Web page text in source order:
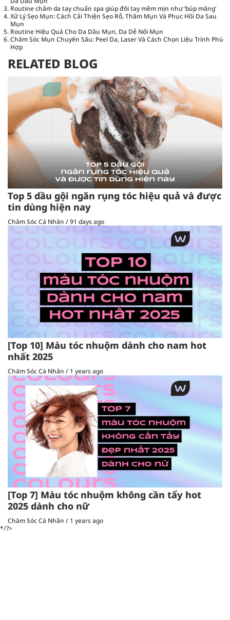
Routine chăm da tay chuẩn spa giúp đôi tay mềm mịn như ‘búp măng’
Xử Lý Sẹo Mụn: Cách Cải Thiện Sẹo Rỗ, Thâm Mụn Và Phục Hồi Da Sau
Mụn
Routine Hiệu Quả Cho Da Dầu Mụn, Da Dễ Nổi Mụn
Chăm Sóc Mụn Chuyên Sâu: Peel Da, Laser Và Cách Chọn Liệu Trình Phù
Hợp
RELATED BLOG
Top 5 dầu gội ngăn rụng tóc hiệu quả và được
tin dùng hiện nay
Chăm Sóc Cá Nhân /91 days ago
[Top 10] Màu tóc nhuộm dành cho nam hot
nhất 2025
Chăm Sóc Cá Nhân / 1 years ago
[Top 7] Màu tóc nhuộm không cần tẩy hot
2025 dành cho nữ
Chăm Sóc Cá Nhân / 1 years ago
*/?>